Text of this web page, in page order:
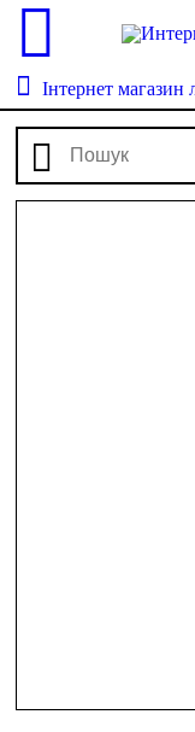
Інтернет магазин